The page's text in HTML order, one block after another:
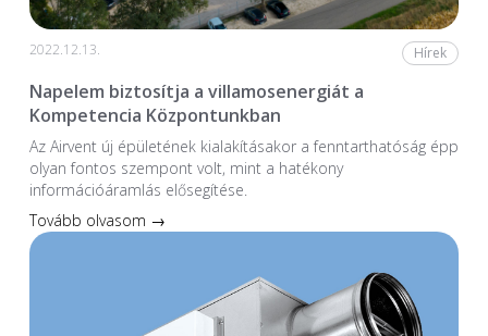
2022.12.13. Hírek
Napelem biztosítja a villamosenergiát a
Kompetencia Központunkban
Az Airvent új épületének kialakításakor a fenntarthatóság épp
olyan fontos szempont volt, mint a hatékony
információáramlás elősegítése.
Tovább olvasom →